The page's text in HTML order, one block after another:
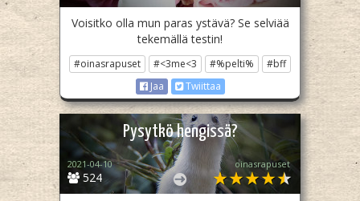
Voisitko olla mun paras ystävä? Se selviää
tekemällä testin!
#oinasrapuset #<3me<3 #%pelti%
#bff
Jaa
Twiittaa
Pysytkö hengissä?
524
2021-04-10 oinasrapuset